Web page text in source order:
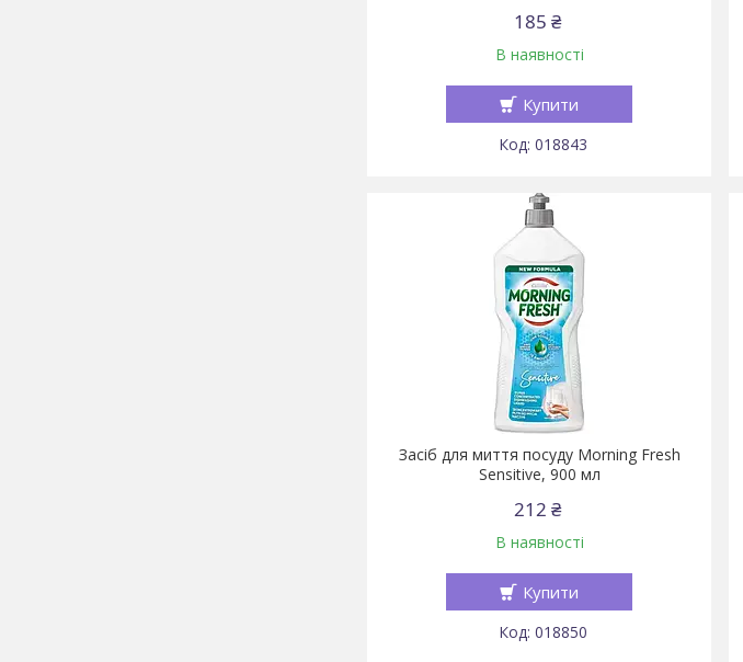
185 ₴
В наявності
Купити
018843
Засіб для миття посуду Morning Fresh
Sensitive, 900 мл
212 ₴
В наявності
Купити
018850